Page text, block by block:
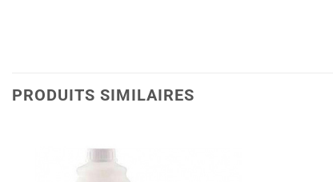
PRODUITS SIMILAIRES